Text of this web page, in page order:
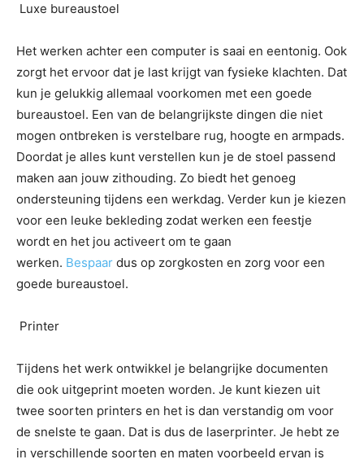
Luxe bureaustoel
Het werken achter een computer is saai en eentonig. Ook
zorgt het ervoor dat je last krijgt van fysieke klachten. Dat
kun je gelukkig allemaal voorkomen met een goede
bureaustoel. Een van de belangrijkste dingen die niet
mogen ontbreken is verstelbare rug, hoogte en armpads.
Doordat je alles kunt verstellen kun je de stoel passend
maken aan jouw zithouding. Zo biedt het genoeg
ondersteuning tijdens een werkdag. Verder kun je kiezen
voor een leuke bekleding zodat werken een feestje
wordt en het jou activeert om te gaan
werken. Bespaar dus op zorgkosten en zorg voor een
goede bureaustoel.
Printer
Tijdens het werk ontwikkel je belangrijke documenten
die ook uitgeprint moeten worden. Je kunt kiezen uit
twee soorten printers en het is dan verstandig om voor
de snelste te gaan. Dat is dus de laserprinter. Je hebt ze
in verschillende soorten en maten voorbeeld ervan is